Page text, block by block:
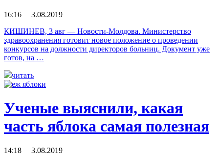
16:16 3.08.2019
КИШИНЕВ, 3 авг — Новости-Молдова. Министерство
здравоохранения готовит новое положение о проведении
конкурсов на должности директоров больниц. Документ уже
готов, на …
читать
Ученые выяснили, какая
часть яблока самая полезная
14:18 3.08.2019